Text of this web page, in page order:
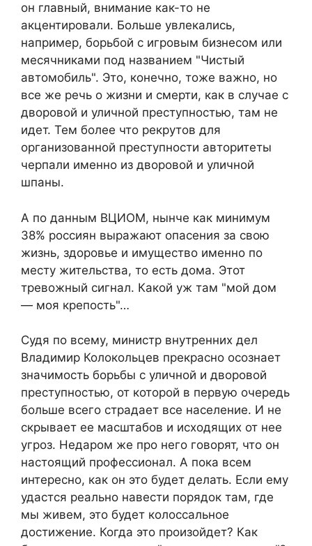
он главный, внимание как-то не
акцентировали. Больше увлекались,
например, борьбой с игровым бизнесом или
месячниками под названием "Чистый
автомобиль". Это, конечно, тоже важно, но
все же речь о жизни и смерти, как в случае с
дворовой и уличной преступностью, там не
идет. Тем более что рекрутов для
организованной преступности авторитеты
черпали именно из дворовой и уличной
шпаны.
А по данным ВЦИОМ, нынче как минимум
38% россиян выражают опасения за свою
жизнь, здоровье и имущество именно по
месту жительства, то есть дома. Этот
тревожный сигнал. Какой уж там "мой дом
— моя крепость"…
Судя по всему, министр внутренних дел
Владимир Колокольцев прекрасно осознает
значимость борьбы с уличной и дворовой
преступностью, от которой в первую очередь
больше всего страдает все население. И не
скрывает ее масштабов и исходящих от нее
угроз. Недаром же про него говорят, что он
настоящий профессионал. А пока всем
интересно, как он это будет делать. Если ему
удастся реально навести порядок там, где
мы живем, это будет колоссальное
достижение. Когда это произойдет? Как